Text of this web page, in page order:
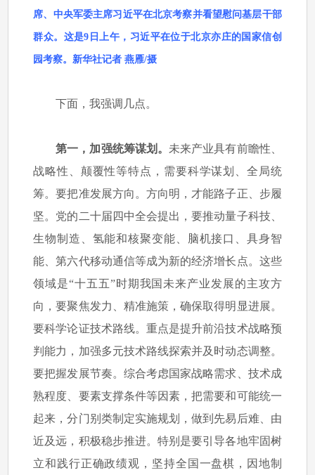
席、中央军委主席习近平在北京考察并看望慰问基层干部
群众。这是9日上午，习近平在位于北京亦庄的国家信创
园考察。新华社记者 燕雁/摄
下面，我强调几点。
第一，加强统筹谋划。 未来产业具有前瞻性、
战略性、颠覆性等特点，需要科学谋划、全局统
筹。要把准发展方向。方向明，才能路子正、步履
坚。党的二十届四中全会提出，要推动量子科技、
生物制造、氢能和核聚变能、脑机接口、具身智
能、第六代移动通信等成为新的经济增长点。这些
领域是“十五五”时期我国未来产业发展的主攻方
向，要聚焦发力、精准施策，确保取得明显进展。
要科学论证技术路线。重点是提升前沿技术战略预
判能力，加强多元技术路线探索并及时动态调整。
要把握发展节奏。综合考虑国家战略需求、技术成
熟程度、要素支撑条件等因素，把需要和可能统一
起来，分门别类制定实施规划，做到先易后难、由
近及远，积极稳步推进。特别是要引导各地牢固树
立和践行正确政绩观，坚持全国一盘棋，因地制